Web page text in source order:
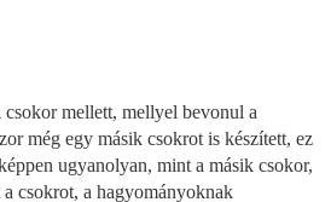
csokor mellett, mellyel bevonul a
még egy másik csokrot is készített, ez
ugyanolyan, mint a másik csokor,
csokrot, a hagyományoknak